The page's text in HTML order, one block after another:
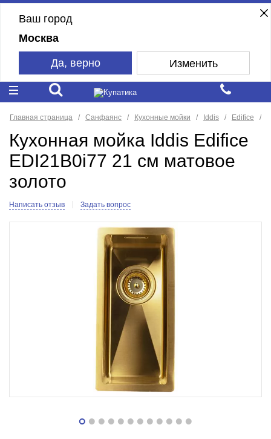
Ваш город
Москва
Да, верно Изменить
Главная страница Санфаянс Кухонные мойки Iddis Edifice
Кухонная мойка Iddis Edifice
EDI21B0i77 21 см матовое
золото
Написать отзыв Задать вопрос